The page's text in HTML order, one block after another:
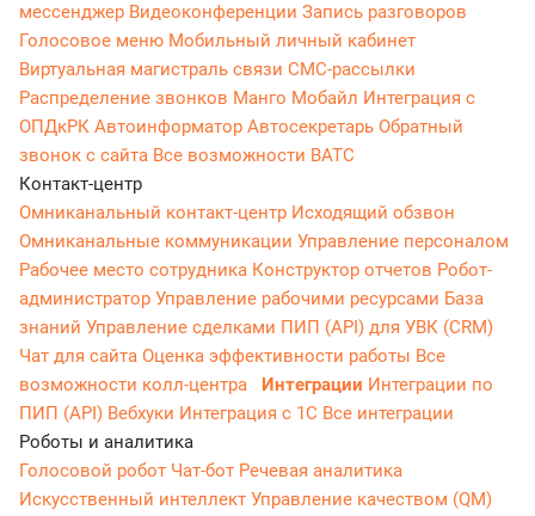
мессенджер Видеоконференции Запись разговоров
Голосовое меню Мобильный личный кабинет
Виртуальная магистраль связи СМС-рассылки
Распределение звонков Манго Мобайл Интеграция с
ОПДкРК Автоинформатор Автосекретарь Обратный
звонок с сайта Все возможности ВАТС
Контакт-центр
Омниканальный контакт-центр Исходящий обзвон
Омниканальные коммуникации Управление персоналом
Рабочее место сотрудника Конструктор отчетов Робот-
администратор Управление рабочими ресурсами База
знаний Управление сделками ПИП (API) для УВК (CRM)
Чат для сайта Оценка эффективности работы Все
возможности колл-центра
Интеграции Интеграции по
ПИП (API) Вебхуки Интеграция с 1С Все интеграции
Роботы и аналитика
Голосовой робот Чат-бот Речевая аналитика
Искусственный интеллект Управление качеством (QM)